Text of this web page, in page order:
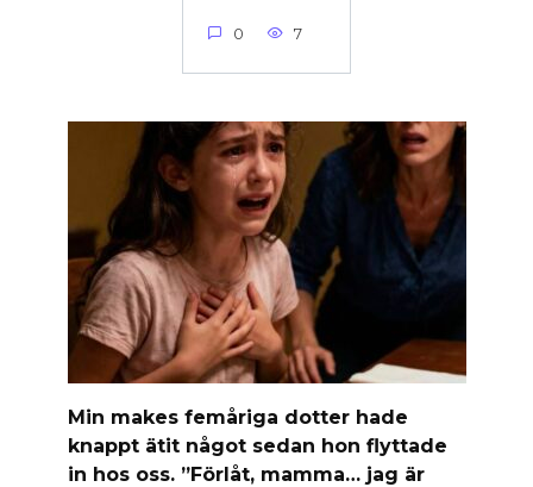
0 7
Min makes femåriga dotter hade
knappt ätit något sedan hon flyttade
in hos oss. ”Förlåt, mamma… jag är